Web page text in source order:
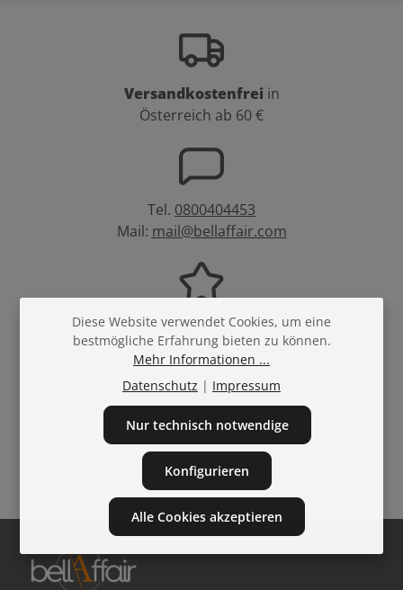
Versandkostenfrei in
Österreich ab 60 €
Tel. 0800404453
Mail: mail@bellaffair.com
Treuepunktebei
jedem Einkauf
Sicherbestellen und
bezahlen
Diese Website verwendet Cookies, um eine
bestmögliche Erfahrung bieten zu können.
Mehr Informationen ...
Datenschutz | Impressum
Nur technisch notwendige
Konfigurieren
Alle Cookies akzeptieren